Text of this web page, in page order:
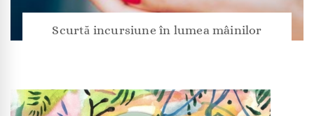
Scurtă incursiune în lumea mâinilor